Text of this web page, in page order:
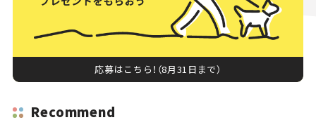
応募はこちら！（8月31日まで）
Recommend